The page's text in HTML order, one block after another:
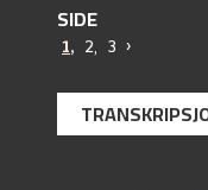
SIDE
1, 2, 3 ›